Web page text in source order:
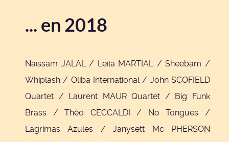
... en 2018
Naïssam JALAL / Leila MARTIAL / Sheebam /
Whiplash / Oliba International / John SCOFIELD
Quartet / Laurent MAUR Quartet / Big Funk
Brass / Théo CECCALDI / No Tongues /
Lagrimas Azules / Janysett Mc PHERSON